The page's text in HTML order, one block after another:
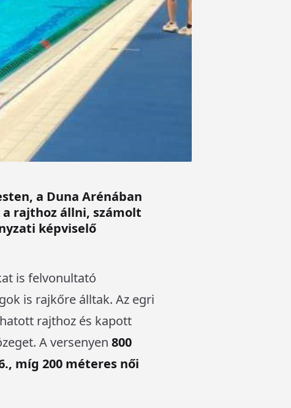
a Duna Arénában
rajthoz állni, számolt
képviselő
is felvonultató
is rajkőre álltak. Az egri
rajthoz és kapott
A versenyen 800
míg 200 méteres női